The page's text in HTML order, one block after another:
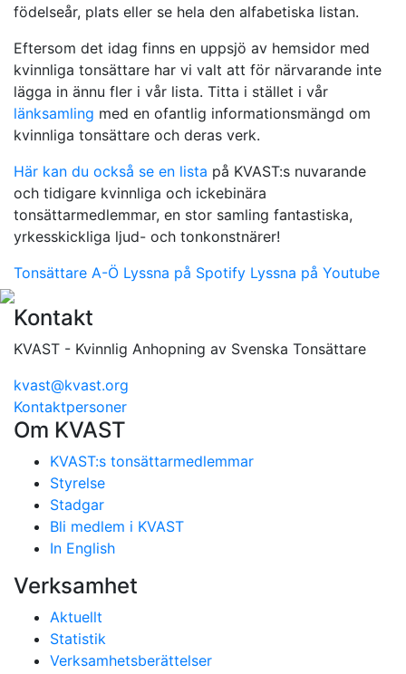
födelseår, plats eller se hela den alfabetiska listan.
Eftersom det idag finns en uppsjö av hemsidor med
kvinnliga tonsättare har vi valt att för närvarande inte
lägga in ännu fler i vår lista. Titta i stället i vår
länksamling med en ofantlig informationsmängd om
kvinnliga tonsättare och deras verk.
Här kan du också se en lista på KVAST:s nuvarande
och tidigare kvinnliga och ickebinära
tonsättarmedlemmar, en stor samling fantastiska,
yrkesskickliga ljud- och tonkonstnärer!
Tonsättare A-Ö Lyssna på Spotify Lyssna på Youtube
Kontakt
KVAST - Kvinnlig Anhopning av Svenska Tonsättare
kvast@kvast.org
Kontaktpersoner
Om KVAST
KVAST:s tonsättarmedlemmar
Styrelse
Stadgar
Bli medlem i KVAST
In English
Verksamhet
Aktuellt
Statistik
Verksamhetsberättelser